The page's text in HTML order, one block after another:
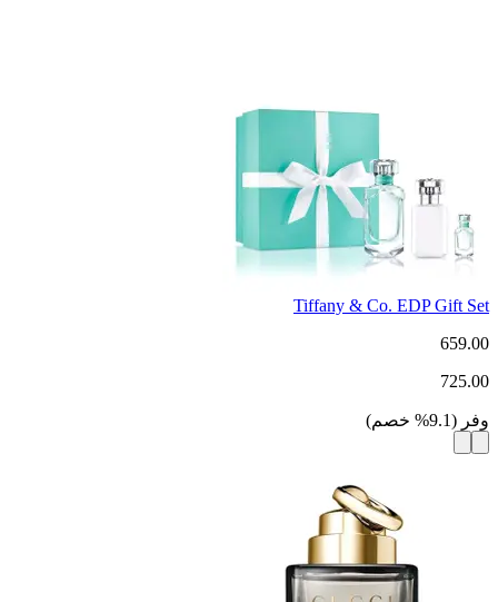
Tiffany & Co. EDP Gift Set
659.00
725.00
وفر (
9.1
% خصم)